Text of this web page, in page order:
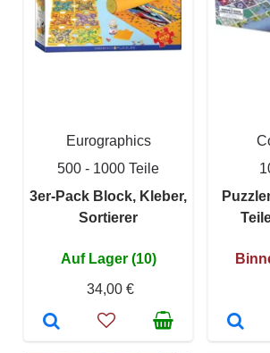
Eurographics
500 - 1000 Teile
3er-Pack Block, Kleber,
Sortierer
Auf Lager (10)
34,00 €